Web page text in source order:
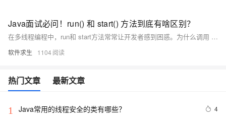
Java面试必问！run() 和 start() 方法到底有啥区别？
在多线程编程中，run和 start方法常常让开发者感到困惑。为什么调用 start 才能启动线程，而直接调用 run只是普通方法调用？这篇文章将通过一个简单的例子，详细解析这两者的区别，帮助你在面试中脱颖而出，理解多线程背后的机制和原理。
软件求生 1104
热门文章 最新文章
1 Java常用的线程安全的类有哪些？ 4